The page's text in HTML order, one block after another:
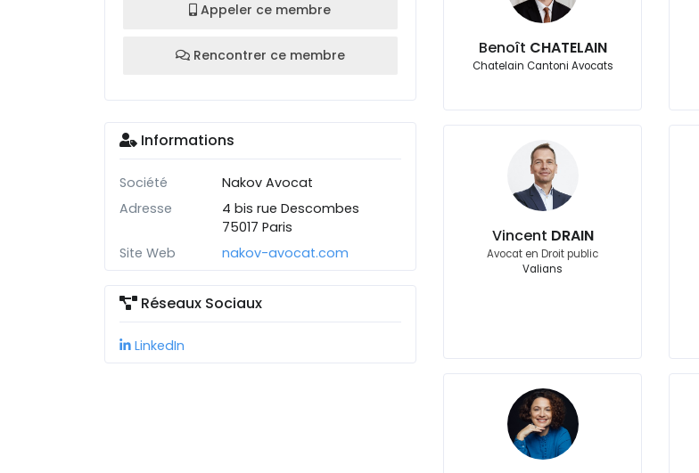
Appeler ce membre
Rencontrer ce membre
Informations
Société
Nakov Avocat
Adresse
4 bis rue Descombes
75017 Paris
Site Web
nakov-avocat.com
Réseaux Sociaux
LinkedIn
Benoît CHATELAIN
Chatelain Cantoni Avocats
Vincent DRAIN
Avocat en Droit public
Valians